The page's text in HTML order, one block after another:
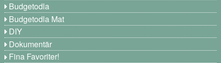
Budgetodla
Budgetodla Mat
DIY
Dokumentär
Fina Favoriter!